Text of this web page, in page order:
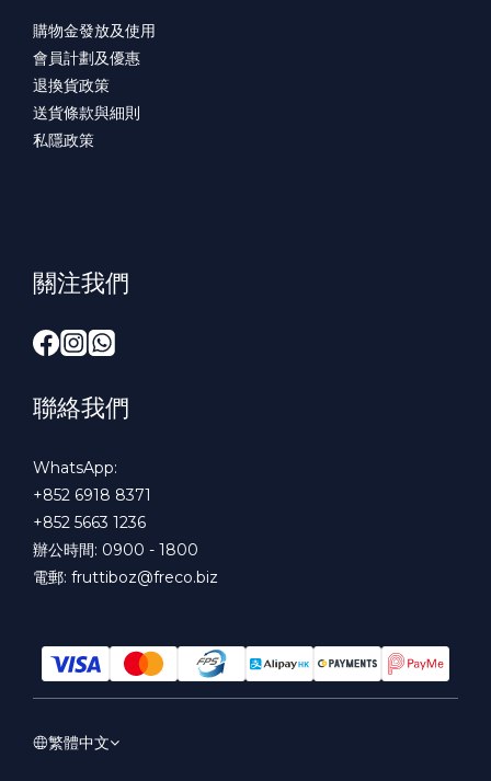
購物金發放及使用
會員計劃及優惠
退換貨政策
送貨條款與細則
私隱政策
關注我們
聯絡我們
WhatsApp:
+852 6918 8371
+852 5663 1236
辦公時間: 0900 - 1800
電郵: fruttiboz@freco.biz
繁體中文